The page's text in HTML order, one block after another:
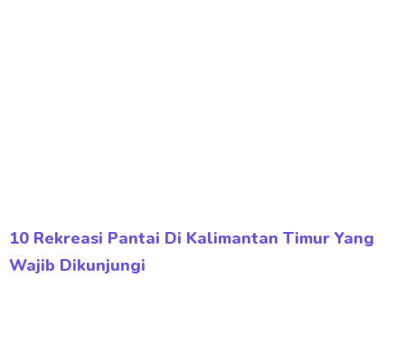
10 Rekreasi Pantai Di Kalimantan Timur Yang
Wajib Dikunjungi